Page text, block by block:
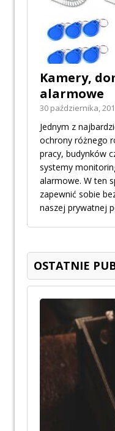
Kamery,
alarmowe
30 października,
Jednym z
ochrony różnego
pracy, budynków
systemy
alarmowe. W ten
zapewnić sobie
naszej prywatnej
OSTATNIE